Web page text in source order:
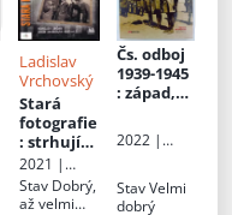
Ladislav
Vrchovský
Stará
fotografie
: strhující
příběh
podle
skutečný
2021 |
Cosmopolis
Stav Dobrý,
až velmi
Čs. odboj
1939-1945
: západ,
protektor
át +
západ,
východ,
2022 |
StavVelmi
dobrý